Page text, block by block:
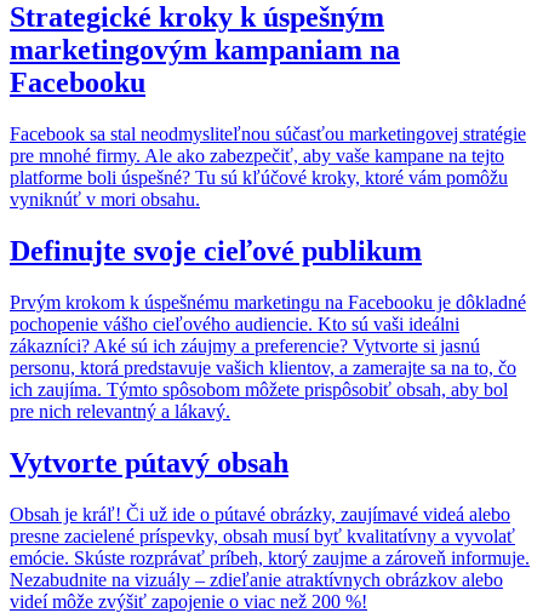
Strategické kroky k úspešným
marketingovým kampaniam na
Facebooku
Facebook sa stal neodmysliteľnou súčasťou marketingovej stratégie
pre mnohé firmy. Ale ako zabezpečiť, aby vaše kampane na tejto
platforme boli úspešné? Tu sú kľúčové kroky, ktoré vám pomôžu
vyniknúť v mori obsahu.
Definujte svoje cieľové publikum
Prvým krokom k úspešnému marketingu na Facebooku je dôkladné
pochopenie vášho cieľového audiencie. Kto sú vaši ideálni
zákazníci? Aké sú ich záujmy a preferencie? Vytvorte si jasnú
personu, ktorá predstavuje vašich klientov, a zamerajte sa na to, čo
ich zaujíma. Týmto spôsobom môžete prispôsobiť obsah, aby bol
pre nich relevantný a lákavý.
Vytvorte pútavý obsah
Obsah je kráľ! Či už ide o pútavé obrázky, zaujímavé videá alebo
presne zacielené príspevky, obsah musí byť kvalitatívny a vyvolať
emócie. Skúste rozprávať príbeh, ktorý zaujme a zároveň informuje.
Nezabudnite na vizuály – zdieľanie atraktívnych obrázkov alebo
videí môže zvýšiť zapojenie o viac než 200 %!